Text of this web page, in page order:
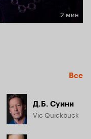
2 мин
Все
Д.Б. Суини
Vic Quickbuck